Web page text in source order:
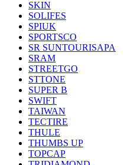
SKIN
SOLIFES
SPIUK
SPORTSCO
SR SUNTOURISAPA
SRAM
STREETGO
STTONE
SUPER B
SWIFT
TAIWAN
TECTIRE
THULE
THUMBS UP
TOPCAP